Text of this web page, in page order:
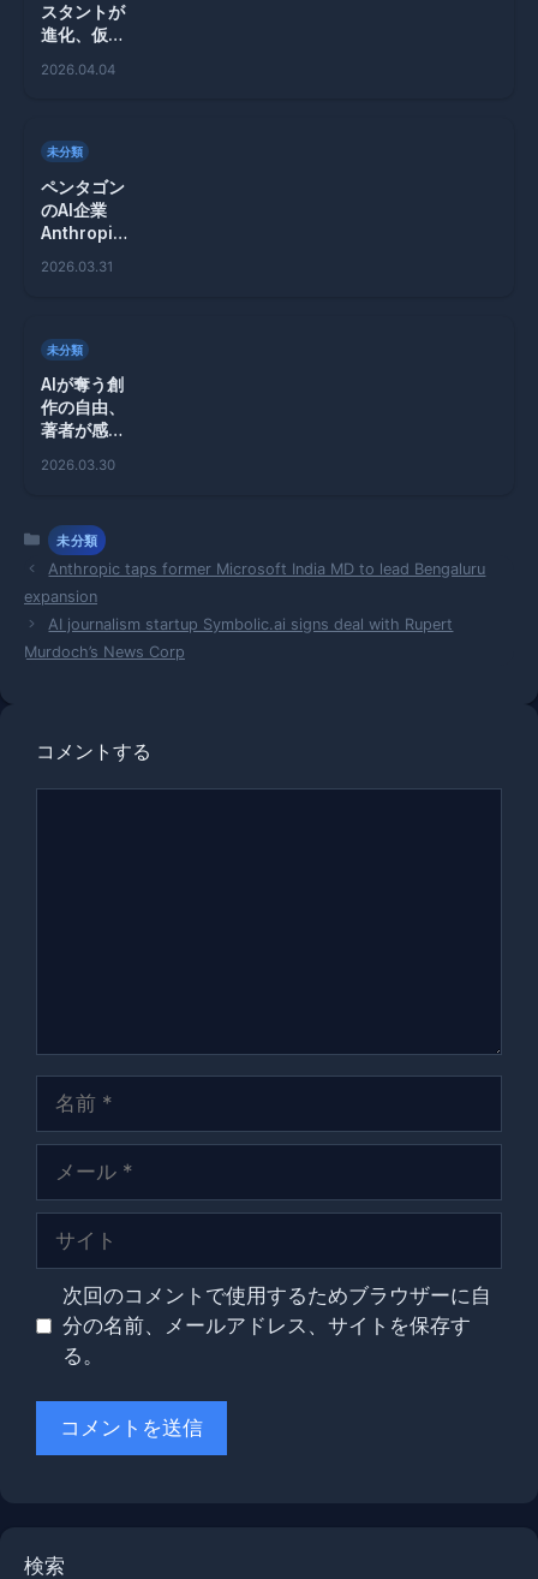
スタントが
進化、仮想
ステム導入
2026.04.04
未分類
ペンタゴン
のAI企業
Anthropic
とは
2026.03.31
未分類
AIが奪う創
作の自由、
著者が感じ
表現力とは
2026.03.30
カ
テ
ゴ
リ
ー
未分類
Anthropic taps former Microsoft India MD to lead Bengaluru
expansion
AI journalism startup Symbolic.ai signs deal with Rupert
Murdoch’s News Corp
コメントする
ル
次回のコメントで使用するためブラウザーに自
分の名前、メールアドレス、サイトを保存す
る。
検索